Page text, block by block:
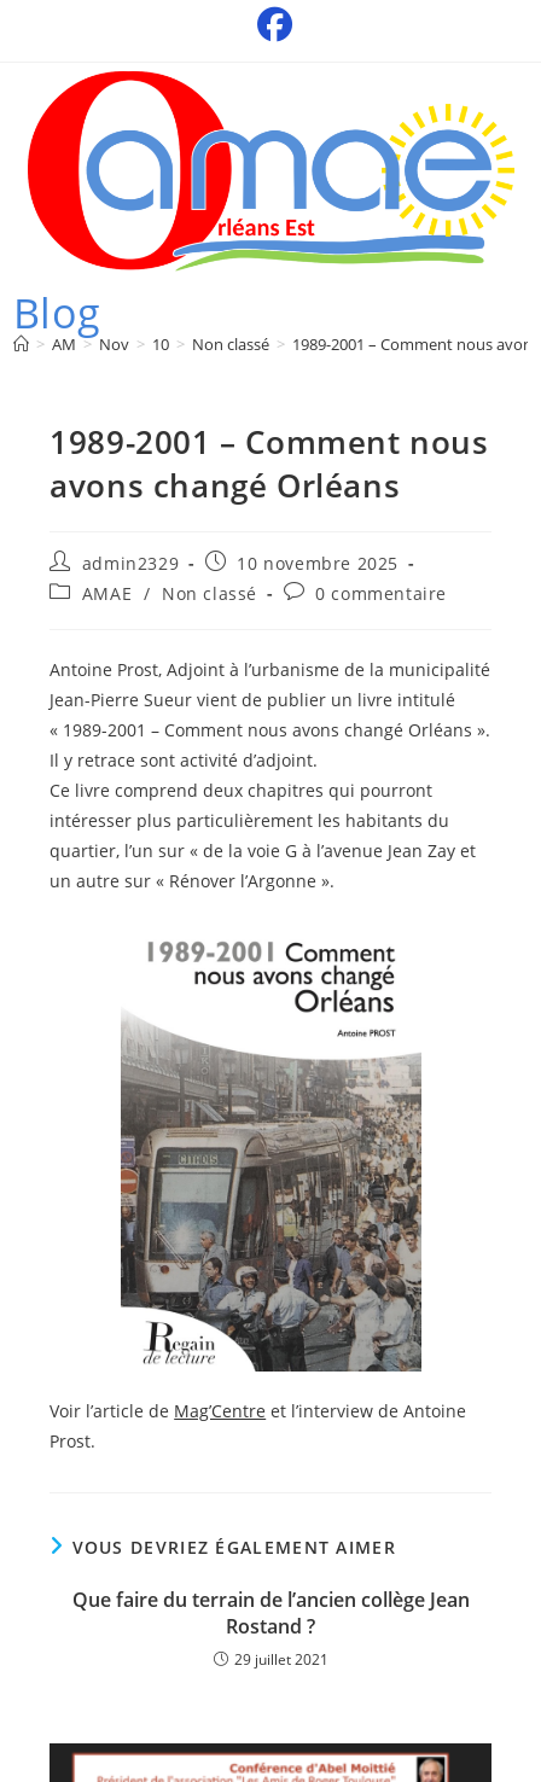
Blog
> AM > Nov > 10 > Non classé > 1989-2001 – Comment nous
1989-2001 – Comment nous
avons changé Orléans
Auteur/autrice
de
admin2329
Publication
publiée :
10 novembre 2025
PostAMAE / Non classé
Commentaires
publication :
0 commentaire
Antoine Prost, Adjoint à l’urbanisme de la municipalité
Jean-Pierre Sueur vient de publier un livre intitulé
« 1989-2001 – Comment nous avons changé Orléans ».
Il y retrace sont activité d’adjoint.
Ce livre comprend deux chapitres qui pourront
intéresser plus particulièrement les habitants du
quartier, l’un sur « de la voie G à l’avenue Jean Zay et
un autre sur « Rénover l’Argonne ».
Voir l’article de Mag’Centre et l’interview de Antoine
Prost.
VOUS DEVRIEZ ÉGALEMENT AIMER
Que faire du terrain de l’ancien collège Jean
Rostand ?
29 juillet 2021